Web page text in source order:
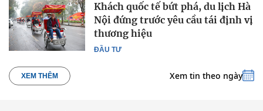
ĐẦU TƯ
Khách quốc tế bứt phá, du lịch Hà
Nội đứng trước yêu cầu tái định vị
thương hiệu
XEM THÊM Xem tin theo ngày